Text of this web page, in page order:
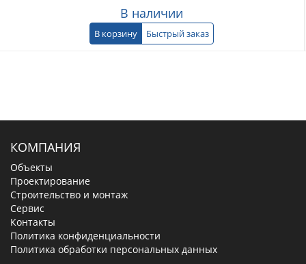
В наличии
В корзину Быстрый заказ
КОМПАНИЯ
Объекты
Проектирование
Строительство и монтаж
Сервис
Контакты
Политика конфиденциальности
Политика обработки персональных данных